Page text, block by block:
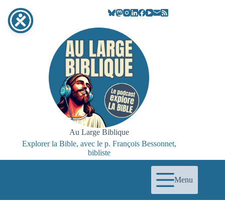
contenu
Au Large Biblique
Explorer la Bible, avec le p. François Bessonnet,
bibliste
Menu